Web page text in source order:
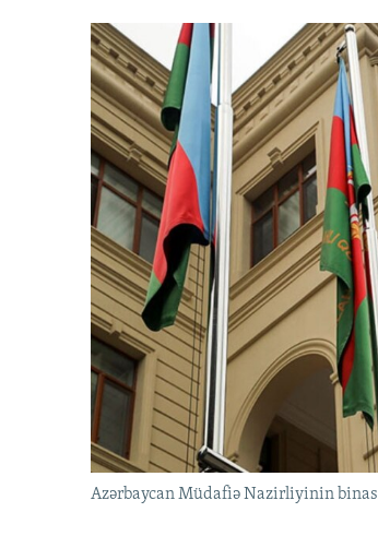
QANUNI DOĞRU
ARAŞDIRMA
MULTIMEDIA
FOTOQALEREYA
İNFOQRAFIKA
KARIKATURA
RADIO ARXIV
OXU ZALI
AZƏRBAYCAN ƏDƏBIYYATI KITABXANASI
İSLAM VƏ DEMOKRATIYA
İZ - MƏDƏNIYYƏT PROQRAMI
HAQQIMIZDA
MISSIYAMIZ
PEŞƏ ETIKASI VƏ JURNALISTIKA
STANDARTLARIMIZ
MATERIALLARIMIZDAN ISTIFADƏ
AZADLIQRADIOSU MOBIL TELEFONUNUZDA
BIZIMLƏ ƏLAQƏ
XƏBƏR BÜLLETENLƏRIMIZ
Azərbaycan Müdafiə Nazirliyinin